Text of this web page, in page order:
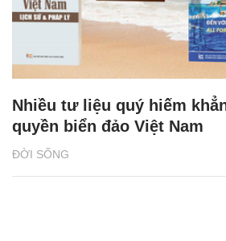
ĐỜI SỐNG
Nhiều tư liệu quý hiếm
quyền biển đảo Việt Nam